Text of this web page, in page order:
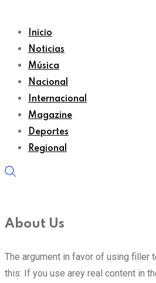
Inicio
Noticias
Música
Nacional
Internacional
Magazine
Deportes
Regional
About Us
The argument in favor of using filler
this: If you use arey real content in